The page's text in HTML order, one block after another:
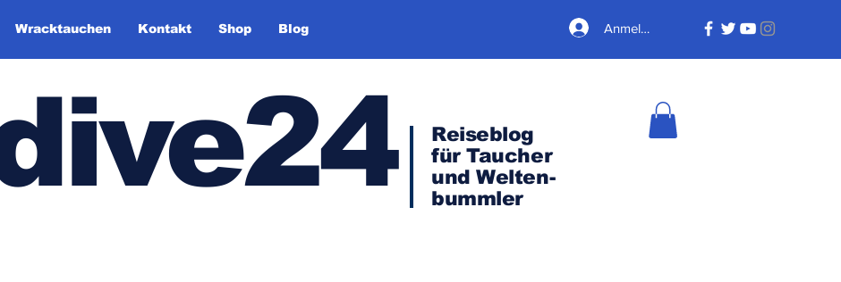
Wracktauchen Kontakt Shop Blog Anmelden
Reiseblog
für Taucher
und Welten-
bummler